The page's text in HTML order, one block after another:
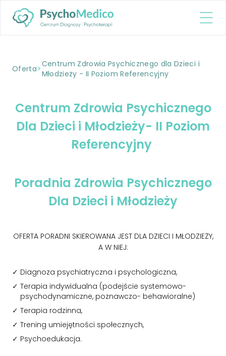
Oferta>Centrum Zdrowia Psychicznego dla Dzieci i
Młodzieży - II Poziom Referencyjny
Centrum Zdrowia Psychicznego
Dla Dzieci i Młodzieży- II Poziom
Referencyjny
Poradnia Zdrowia Psychicznego
Dla Dzieci i Młodzieży
OFERTA PORADNI SKIEROWANA JEST DLA DZIECI I MŁODZIEŻY,
A W NIEJ:
Diagnoza psychiatryczna i psychologiczna,
Terapia indywidualna (podejście systemowo-
psychodynamiczne, poznawczo- behawioralne)
Terapia rodzinna,
Trening umiejętności społecznych,
Psychoedukacja.